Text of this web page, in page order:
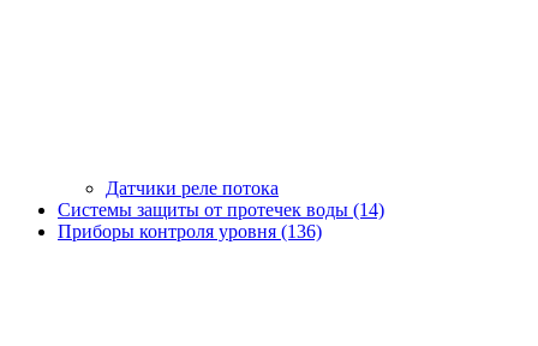
Датчики реле потока
Системы защиты от протечек воды (14)
Приборы контроля уровня (136)